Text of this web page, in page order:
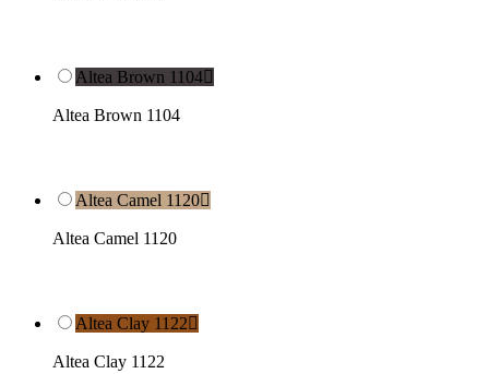
Altea Brown 1104
Altea Brown 1104
Altea Camel 1120
Altea Camel 1120
Altea Clay 1122
Altea Clay 1122